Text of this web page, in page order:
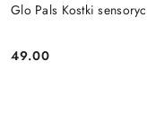
Glo Pals Kostki
Cena:
49.00